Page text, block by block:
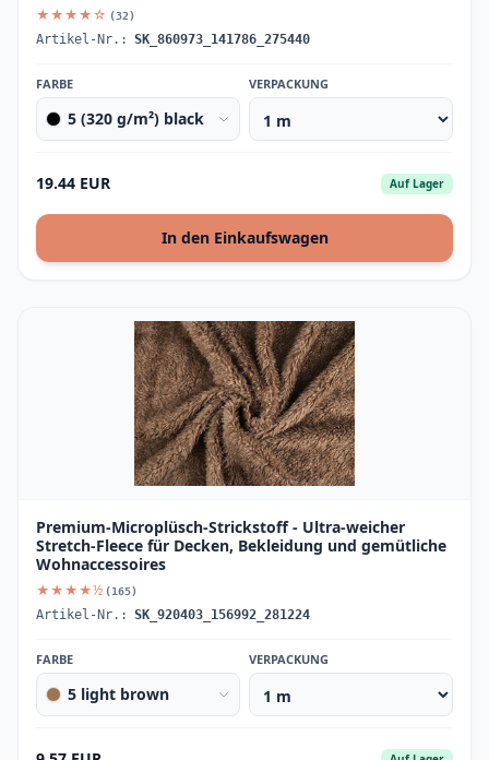
★★★★☆ (32)
Artikel-Nr.: SK_860973_141786_275440
FARBE
5 (320 g/m²) black
VERPACKUNG
19.44 EUR Auf Lager
In den Einkaufswagen
Premium-Microplüsch-Strickstoff - Ultra-weicher
Stretch-Fleece für Decken, Bekleidung und gemütliche
Wohnaccessoires
★★★★½ (165)
Artikel-Nr.: SK_920403_156992_281224
FARBE
5 light brown
VERPACKUNG